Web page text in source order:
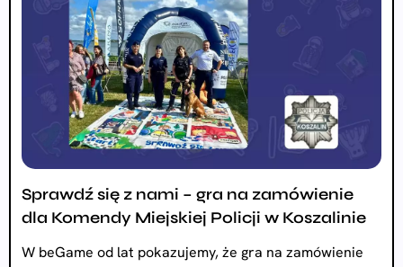
Sprawdź się z nami – gra na zamówienie
dla Komendy Miejskiej Policji w Koszalinie
W beGame od lat pokazujemy, że gra na zamówienie